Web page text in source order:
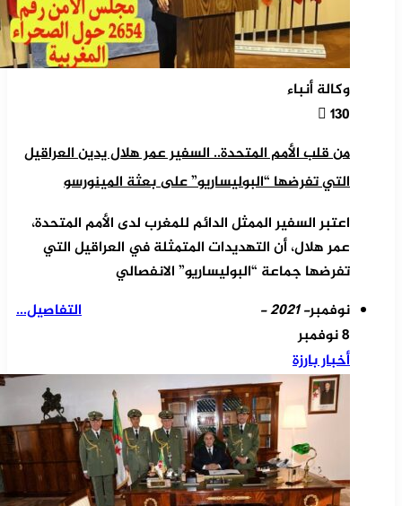
وكالة أنباء
130
من قلب الأمم المتحدة.. السفير عمر هلال يدين العراقيل
التي تفرضها “البوليساريو” على بعثة المينورسو
اعتبر السفير الممثل الدائم للمغرب لدى الأمم المتحدة،
عمر هلال، أن التهديدات المتمثلة في العراقيل التي
تفرضها جماعة “البوليساريو” الانفصالي
التفاصيل...
نوفمبر- 2021 -
8 نوفمبر
أخبار بارزة